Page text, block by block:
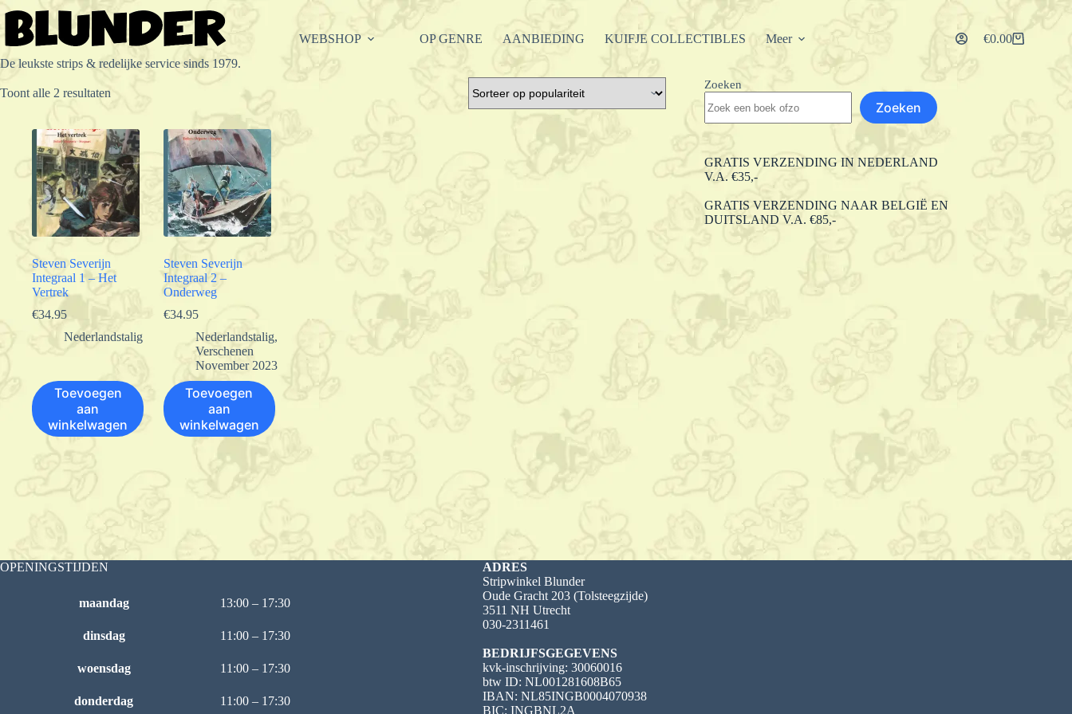
Ga
naar
inhoud
De leukste strips & redelijke service sinds 1979.
WEBSHOP OP GENRE AANBIEDING KUIFJE COLLECTIBLES Meer Winkelwagen
€0.00
Toont alle 2 resultaten
Steven Severijn
Integraal 1 – Het
Vertrek
€34.95
Nederlandstalig
Toevoegen
aan
winkelwagen
Steven Severijn
Integraal 2 –
Onderweg
€34.95
Nederlandstalig,
Verschenen
November 2023
Toevoegen
aan
winkelwagen
Zoeken
Zoeken
GRATIS VERZENDING IN NEDERLAND
V.A. €35,-
GRATIS VERZENDING NAAR BELGIË EN
DUITSLAND V.A. €85,-
OPENINGSTIJDEN
maandag 13:00 – 17:30
dinsdag 11:00 – 17:30
woensdag 11:00 – 17:30
donderdag 11:00 – 17:30
ADRES
Stripwinkel Blunder
Oude Gracht 203 (Tolsteegzijde)
3511 NH Utrecht
030-2311461
BEDRIJFSGEGEVENS
kvk-inschrijving: 30060016
btw ID: NL001281608B65
IBAN: NL85INGB0004070938
BIC: INGBNL2A